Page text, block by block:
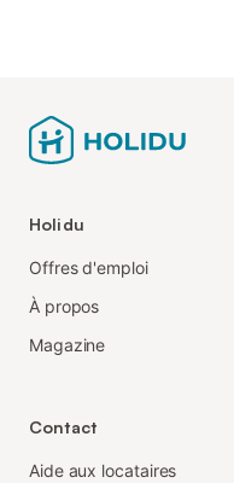
Holidu
Offres d'emploi
À propos
Magazine
Contact
Aide aux locataires